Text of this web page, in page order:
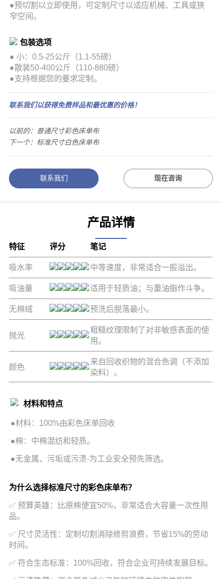
●预切割以立即使用，可定制尺寸以适应机械、工具或狭
窄空间。
包装选项
● 小：0.5-25公斤（1.1-55磅）
●散装50-400公斤（110-880磅）
●支持根据您的要求定制。
联系我们以获得免费样品和最优惠的价格！
以前的： 普通尺寸彩色床单布
下一个： 标准尺寸白色床单布
联系我们 现在咨询
产品详情